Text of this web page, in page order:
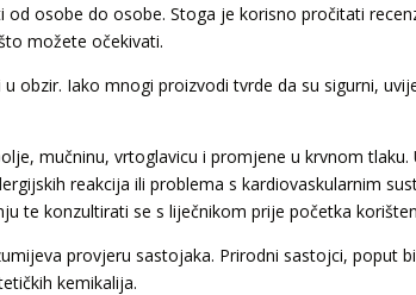
osobe do osobe. Stoga je korisno pročitati
možete očekivati.
obzir. Iako mnogi proizvodi tvrde da su sigurni,
mučninu, vrtoglavicu i promjene u krvnom tlaku.
reakcija ili problema s kardiovaskularnim
te konzultirati se s liječnikom prije početka
provjeru sastojaka. Prirodni sastojci, poput
kemikalija.